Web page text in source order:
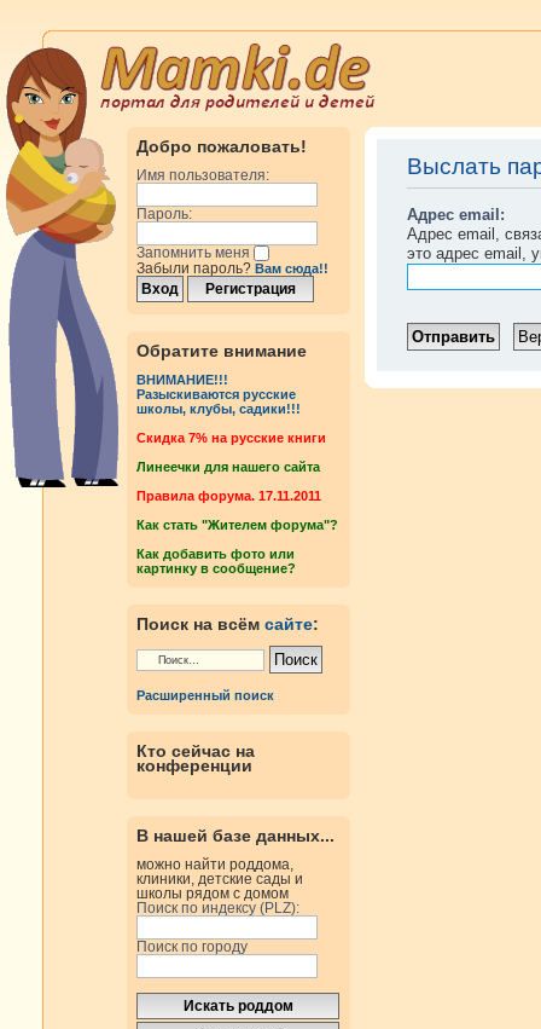
Добро пожаловать!
Имя пользователя:
Пароль:
Запомнить меня
Забыли пароль? Вам сюда!!
Обратите внимание
ВНИМАНИЕ!!!
Разыскиваются русские
школы, клубы, садики!!!
Cкидка 7% на русские книги
Линеечки для нашего сайта
Правила форума. 17.11.2011
Как стать "Жителем форума"?
Как добавить фото или
картинку в сообщение?
Поиск на всём сайте:
Расширенный поиск
Кто сейчас на
конференции
В нашей базе данных...
можно найти роддома,
клиники, детские сады и
школы рядом с домом
Поиск по индексу (PLZ):
Поиск по городу
Выслать
Адрес email:
Адрес email,
это адрес email,